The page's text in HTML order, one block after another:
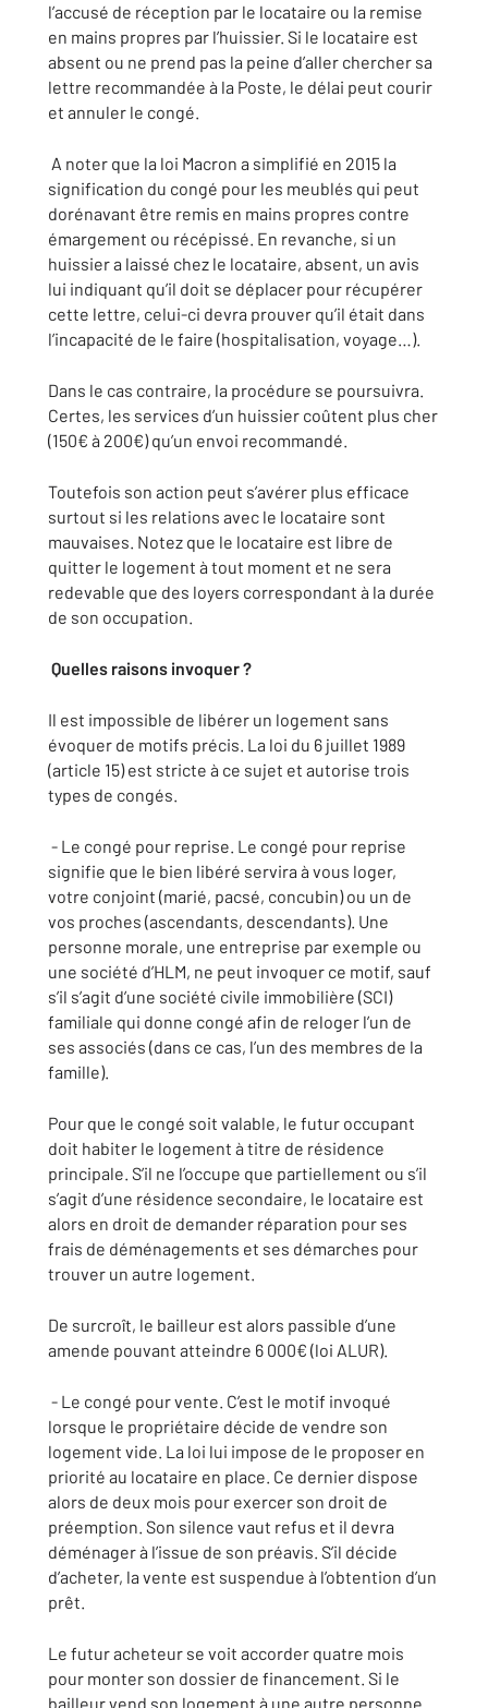
l’accusé de réception par le locataire ou la remise
en mains propres par l’huissier. Si le locataire est
absent ou ne prend pas la peine d’aller chercher sa
lettre recommandée à la Poste, le délai peut courir
et annuler le congé.
A noter que la loi Macron a simplifié en 2015 la
signification du congé pour les meublés qui peut
dorénavant être remis en mains propres contre
émargement ou récépissé. En revanche, si un
huissier a laissé chez le locataire, absent, un avis
lui indiquant qu’il doit se déplacer pour récupérer
cette lettre, celui-ci devra prouver qu’il était dans
l’incapacité de le faire (hospitalisation, voyage…).
Dans le cas contraire, la procédure se poursuivra.
Certes, les services d’un huissier coûtent plus cher
(150€ à 200€) qu’un envoi recommandé.
Toutefois son action peut s’avérer plus efficace
surtout si les relations avec le locataire sont
mauvaises. Notez que le locataire est libre de
quitter le logement à tout moment et ne sera
redevable que des loyers correspondant à la durée
de son occupation.
Quelles raisons invoquer ?
Il est impossible de libérer un logement sans
évoquer de motifs précis. La loi du 6 juillet 1989
(article 15) est stricte à ce sujet et autorise trois
types de congés.
- Le congé pour reprise. Le congé pour reprise
signifie que le bien libéré servira à vous loger,
votre conjoint (marié, pacsé, concubin) ou un de
vos proches (ascendants, descendants). Une
personne morale, une entreprise par exemple ou
une société d’HLM, ne peut invoquer ce motif, sauf
s’il s’agit d’une société civile immobilière (SCI)
familiale qui donne congé afin de reloger l’un de
ses associés (dans ce cas, l’un des membres de la
famille).
Pour que le congé soit valable, le futur occupant
doit habiter le logement à titre de résidence
principale. S’il ne l’occupe que partiellement ou s’il
s’agit d’une résidence secondaire, le locataire est
alors en droit de demander réparation pour ses
frais de déménagements et ses démarches pour
trouver un autre logement.
De surcroît, le bailleur est alors passible d’une
amende pouvant atteindre 6 000€ (loi ALUR).
- Le congé pour vente. C’est le motif invoqué
lorsque le propriétaire décide de vendre son
logement vide. La loi lui impose de le proposer en
priorité au locataire en place. Ce dernier dispose
alors de deux mois pour exercer son droit de
préemption. Son silence vaut refus et il devra
déménager à l’issue de son préavis. S’il décide
d’acheter, la vente est suspendue à l’obtention d’un
prêt.
Le futur acheteur se voit accorder quatre mois
pour monter son dossier de financement. Si le
bailleur vend son logement à une autre personne